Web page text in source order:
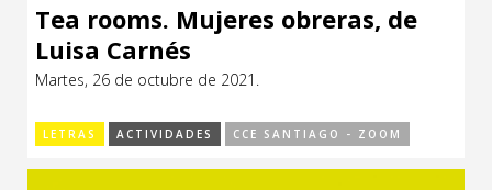
Tea rooms. Mujeres obreras, de
Luisa Carnés
Martes, 26 de octubre de 2021.
LETRAS ACTIVIDADES CCE SANTIAGO - ZOOM